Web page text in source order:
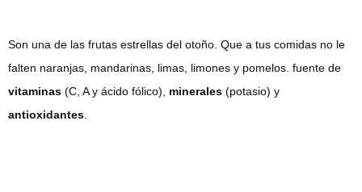
Son una de las frutas estrellas del otoño. Que a tus comidas no le
falten naranjas, mandarinas, limas, limones y pomelos. fuente de
vitaminas (C, A y ácido fólico), minerales (potasio) y
antioxidantes